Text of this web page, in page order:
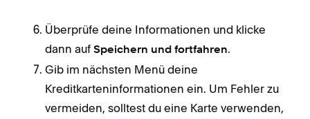
Überprüfe deine Informationen und klicke
dann auf Speichern und fortfahren.
Gib im nächsten Menü deine
Kreditkarteninformationen ein. Um Fehler zu
vermeiden, solltest du eine Karte verwenden,